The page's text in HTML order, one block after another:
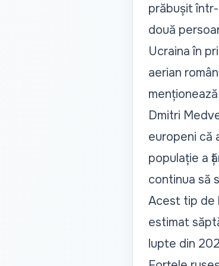
prăbușit
două
Ucraina în
aerian
Dmitri
europeni că
populație a
continua să
Acest tip de
estimat
lupte din